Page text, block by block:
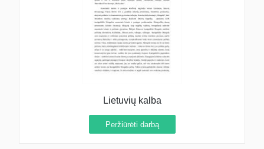
Lietuvių kalba
Peržiūrėti darbą